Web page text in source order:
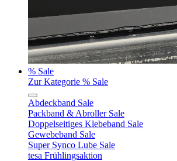
% Sale
Zur Kategorie % Sale
Abdeckband Sale
Packband & Abroller Sale
Doppelseitiges Klebeband Sale
Gewebeband Sale
Super Synco Lube Sale
tesa Frühlingsaktion